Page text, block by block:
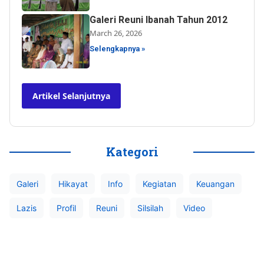
Galeri Reuni Ibanah Tahun 2012
March 26, 2026
Selengkapnya »
Artikel Selanjutnya
Kategori
Galeri Hikayat Info Kegiatan Keuangan
Lazis Profil Reuni Silsilah Video